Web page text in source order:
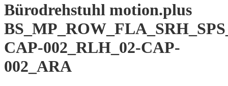
Bürodrehstuhl motion.plus
CAP-002_RLH_02-CAP-
002_ARA